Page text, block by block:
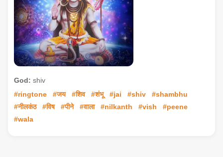
God: shiv
#ringtone
#जय #शिव #शंभू #jai #shiv
#shambhu
#नीलकंठ
#विष #पीने #वाला #nilkanth #vish
#peene
#wala